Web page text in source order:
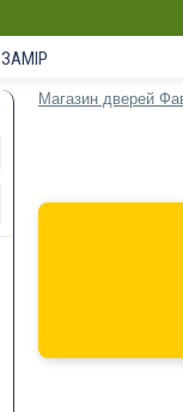
ЗАМІР
Магазин дверей